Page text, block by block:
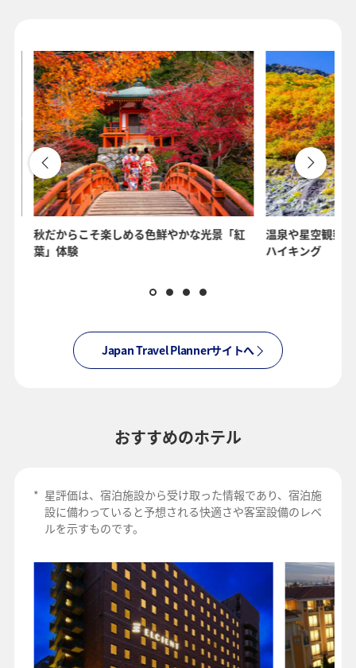
秋だからこそ楽しめる色鮮やかな光景「紅
葉」体験
温泉や星空観察
ハイキング
Japan Travel Plannerサイトへ
おすすめのホテル
* 星評価は、宿泊施設から受け取った情報であり、宿泊施
設に備わっていると予想される快適さや客室設備のレベ
ルを示すものです。